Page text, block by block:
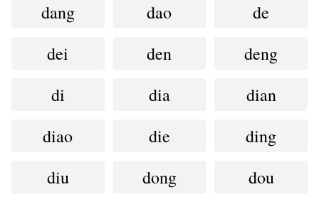
dang
dao
de
dei
den
deng
di
dia
dian
diao
die
ding
diu
dong
dou